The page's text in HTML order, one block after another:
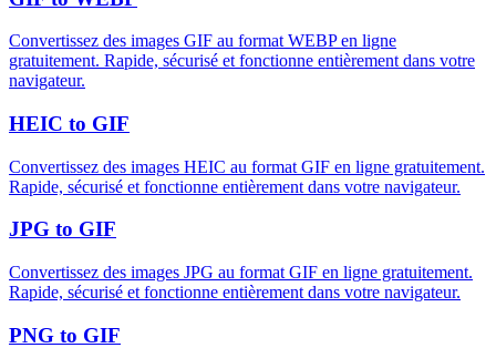
Convertissez des images GIF au format WEBP en ligne
gratuitement. Rapide, sécurisé et fonctionne entièrement dans votre
navigateur.
HEIC to GIF
Convertissez des images HEIC au format GIF en ligne gratuitement.
Rapide, sécurisé et fonctionne entièrement dans votre navigateur.
JPG to GIF
Convertissez des images JPG au format GIF en ligne gratuitement.
Rapide, sécurisé et fonctionne entièrement dans votre navigateur.
PNG to GIF